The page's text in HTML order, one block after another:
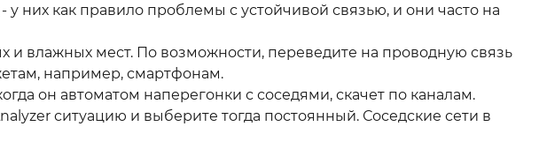
- у них как правило проблемы с устойчивой связью, и они часто на
и влажных мест. По возможности, переведите на проводную связь
например, смартфонам.
он автоматом наперегонки с соседями, скачет по каналам.
ситуацию и выберите тогда постоянный. Соседские сети в